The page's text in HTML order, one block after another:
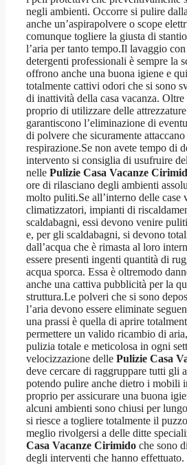
negli ambienti. Occorre si pulire
anche un’aspirapolvere o scope
comunque togliere la giusta di
l’aria per tanto tempo.Il lavaggio
detergenti professionali è sempre la
offrono anche una buona igiene e
totalmente cattivi odori che si sono
di inattività della casa vacanza. Oltre
proprio di utilizzare delle
garantiscono l’eliminazione di
di polvere che sicuramente
respirazione.Se non avete tempo di
intervento si consiglia di usufruire
nelle Pulizie Casa Vacanze
ore di rilasciano degli ambienti
molto puliti.Se all’interno delle case
climatizzatori, impianti di
scaldabagni, essi devono venire
e, per gli scaldabagni, si devono
dall’acqua che è rimasta al loro
essere presenti ingenti quantità di
acqua sporca. Essa è oltremodo
anche una cattiva pubblicità per la
struttura.Le polveri che si sono
l’aria devono essere eliminate
una prassi è quella di aprire
permettere un valido ricambio di
pulizia totale e meticolosa in ogni
velocizzazione delle Pulizie Casa
deve cercare di raggruppare tutti gli
potendo pulire anche dietro i mobili
proprio per assicurare una buona
alcuni ambienti sono chiusi per
si riesce a togliere totalmente il
meglio rivolgersi a delle ditte
Casa Vacanze Cirimido che sono
degli interventi che hanno effettuato.